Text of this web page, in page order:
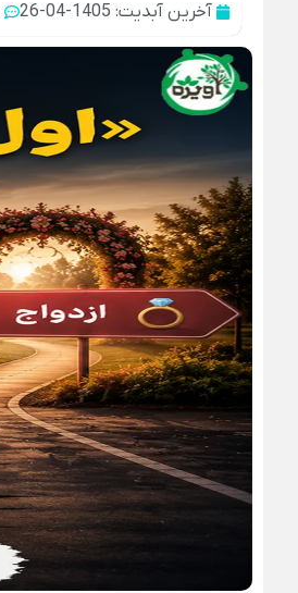
آخرین آبدیت: 1405-04-26